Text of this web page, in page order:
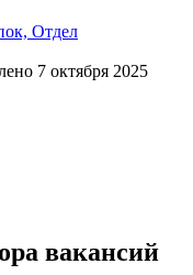
Отдел
7 октября 2025
вакансий